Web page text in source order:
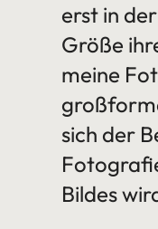
erst in
Größe
meine
sich der
Bildes